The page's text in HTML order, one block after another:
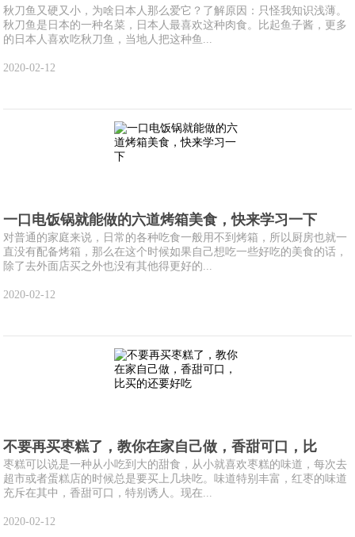
秋刀鱼又硬又小，为啥日本人那么爱它？了解原因：只怪我知识浅薄。
秋刀鱼是日本的一种名菜，日本人最喜欢这种肉食。比起鱼子酱，更多
的日本人喜欢吃秋刀鱼，当地人把这种鱼...
2020-02-12
一口电饭锅就能做的六道烤箱美食，快来学习一下
对普通的家庭来说，日常的各种吃食一般用不到烤箱，所以厨房也就一
直没有配备烤箱，那么在这个时候如果自己想吃一些好吃的美食的话，
除了去外面店买之外也没有其他得更好的...
2020-02-12
不要再买枣糕了，教你在家自己做，香甜可口，比
枣糕可以说是一种从小吃到大的甜食，从小就喜欢枣糕的味道，每次去
超市或者蛋糕店的时候总是要买上几块吃。味道特别丰富，红枣的味道
充斥在其中，香甜可口，特别诱人。现在...
2020-02-12